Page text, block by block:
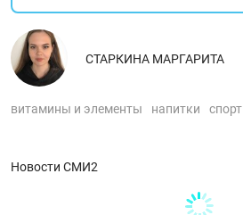
СТАРКИНА МАРГАРИТА
витамины и элементы напитки спорт
Новости СМИ2